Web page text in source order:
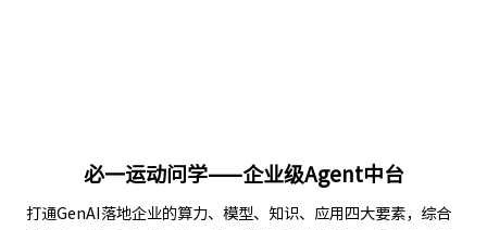
必一运动问学——企业级Agent中台
打通GenAI落地企业的算力、模型、知识、应用四大要素，综合